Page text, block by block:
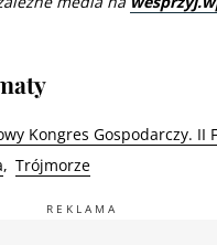
Kongres Gospodarczy. II
Trójmorze